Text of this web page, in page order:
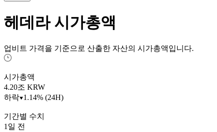
헤데라 시가총액
업비트 가격을 기준으로 산출한 자산의 시가총액입니다.
시가총액
4.20조 KRW
하락 1.14% (24H)
기간별 수치
1일 전